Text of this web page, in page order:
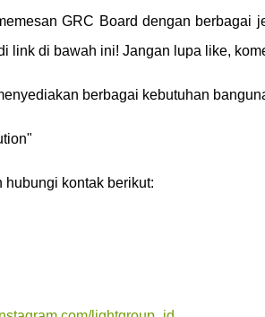
GRC Board dengan berbagai
link di bawah ini! Jangan lupa like,
berbagai kebutuhan
hubungi kontak berikut: